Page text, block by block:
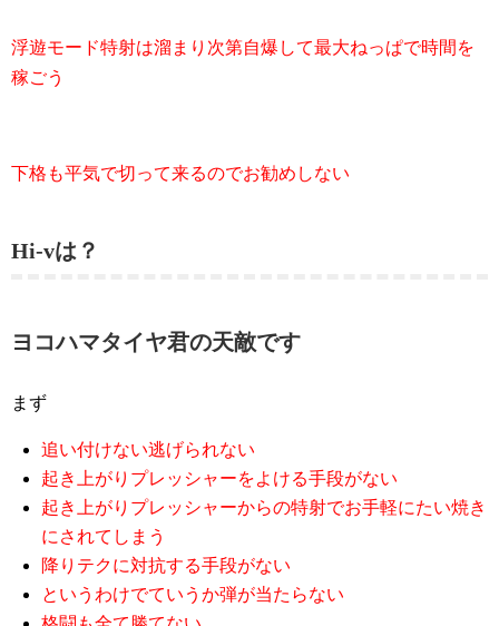
浮遊モード特射は溜まり次第自爆して最大ねっぱで時間を
稼ごう
下格も平気で切って来るのでお勧めしない
Hi-vは？
ヨコハマタイヤ君の天敵です
まず
追い付けない逃げられない
起き上がりプレッシャーをよける手段がない
起き上がりプレッシャーからの特射でお手軽にたい焼き
にされてしまう
降りテクに対抗する手段がない
というわけでていうか弾が当たらない